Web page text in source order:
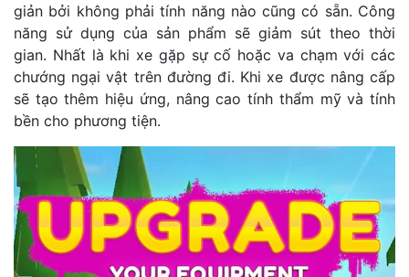
giản bởi không phải tính năng nào cũng có sẵn. Công
năng sử dụng của sản phẩm sẽ giảm sút theo thời
gian. Nhất là khi xe gặp sự cố hoặc va chạm với các
chướng ngại vật trên đường đi. Khi xe được nâng cấp
sẽ tạo thêm hiệu ứng, nâng cao tính thẩm mỹ và tính
bền cho phương tiện.